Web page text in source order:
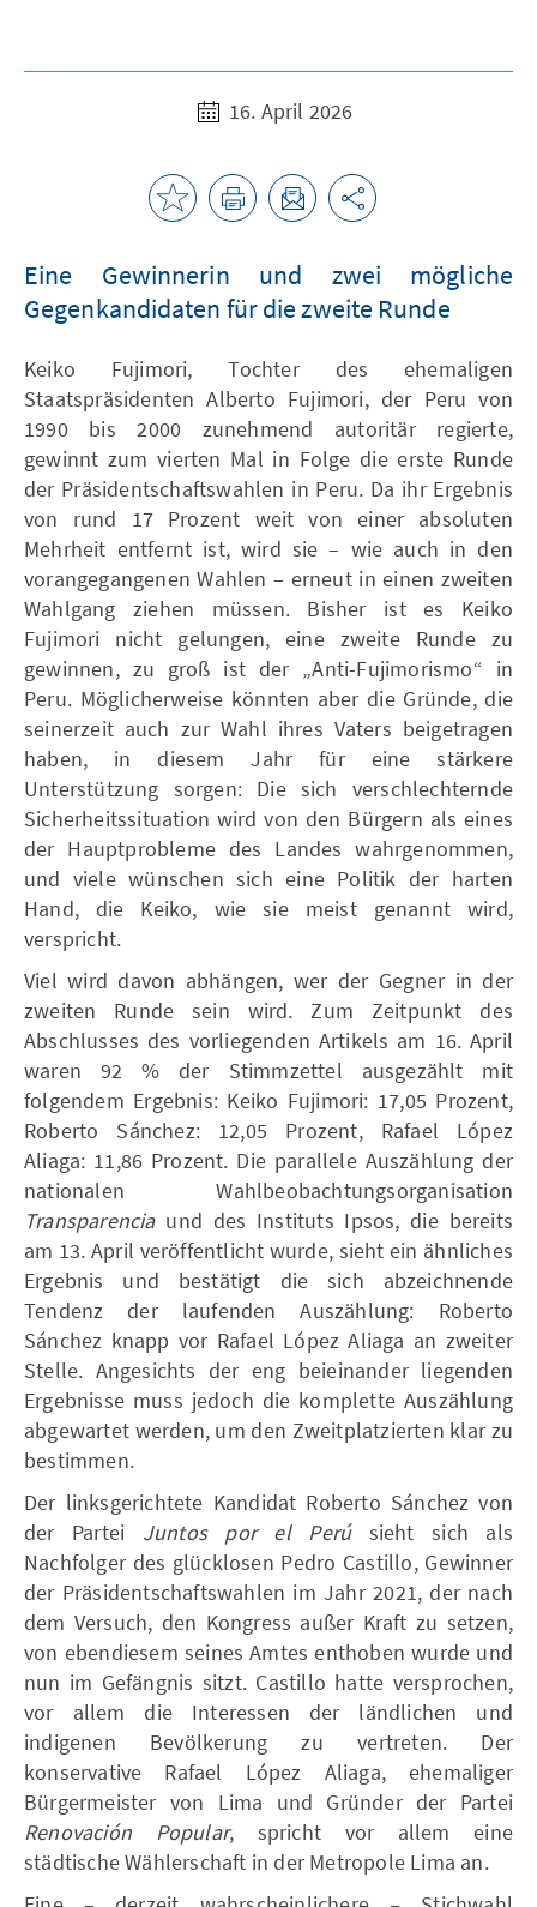
16. April 2026
Eine Gewinnerin und zwei mögliche
Gegenkandidaten für die zweite Runde
Keiko Fujimori, Tochter des ehemaligen
Staatspräsidenten Alberto Fujimori, der Peru von
1990 bis 2000 zunehmend autoritär regierte,
gewinnt zum vierten Mal in Folge die erste Runde
der Präsidentschaftswahlen in Peru. Da ihr Ergebnis
von rund 17 Prozent weit von einer absoluten
Mehrheit entfernt ist, wird sie – wie auch in den
vorangegangenen Wahlen – erneut in einen zweiten
Wahlgang ziehen müssen. Bisher ist es Keiko
Fujimori nicht gelungen, eine zweite Runde zu
gewinnen, zu groß ist der „Anti-Fujimorismo“ in
Peru. Möglicherweise könnten aber die Gründe, die
seinerzeit auch zur Wahl ihres Vaters beigetragen
haben, in diesem Jahr für eine stärkere
Unterstützung sorgen: Die sich verschlechternde
Sicherheitssituation wird von den Bürgern als eines
der Hauptprobleme des Landes wahrgenommen,
und viele wünschen sich eine Politik der harten
Hand, die Keiko, wie sie meist genannt wird,
verspricht.
Viel wird davon abhängen, wer der Gegner in der
zweiten Runde sein wird. Zum Zeitpunkt des
Abschlusses des vorliegenden Artikels am 16. April
waren 92 % der Stimmzettel ausgezählt mit
folgendem Ergebnis: Keiko Fujimori: 17,05 Prozent,
Roberto Sánchez: 12,05 Prozent, Rafael López
Aliaga: 11,86 Prozent. Die parallele Auszählung der
nationalen Wahlbeobachtungsorganisation
Transparenciaund des Instituts Ipsos, die bereits
am 13. April veröffentlicht wurde, sieht ein ähnliches
Ergebnis und bestätigt die sich abzeichnende
Tendenz der laufenden Auszählung: Roberto
Sánchez knapp vor Rafael López Aliaga an zweiter
Stelle. Angesichts der eng beieinander liegenden
Ergebnisse muss jedoch die komplette Auszählung
abgewartet werden, um den Zweitplatzierten klar zu
bestimmen.
Der linksgerichtete Kandidat Roberto Sánchez von
der Partei Juntos por el Perúsieht sich als
Nachfolger des glücklosen Pedro Castillo, Gewinner
der Präsidentschaftswahlen im Jahr 2021, der nach
dem Versuch, den Kongress außer Kraft zu setzen,
von ebendiesem seines Amtes enthoben wurde und
nun im Gefängnis sitzt. Castillo hatte versprochen,
vor allem die Interessen der ländlichen und
indigenen Bevölkerung zu vertreten. Der
konservative Rafael López Aliaga, ehemaliger
Bürgermeister von Lima und Gründer der Partei
Renovación Popular, spricht vor allem eine
städtische Wählerschaft in der Metropole Lima an.